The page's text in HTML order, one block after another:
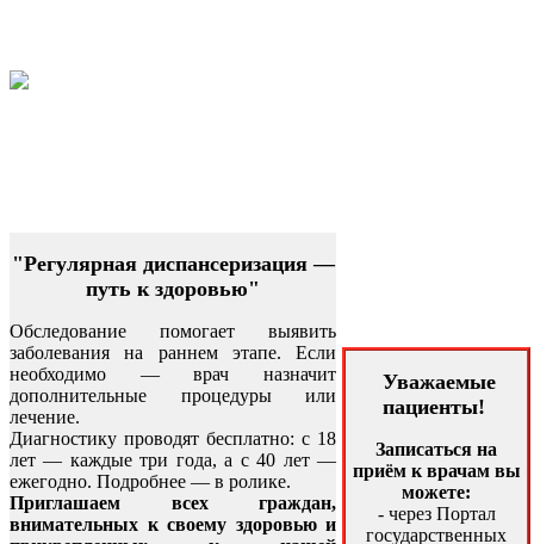
"Регулярная диспансеризация —
путь к здоровью"
Обследование помогает выявить
заболевания на раннем этапе. Если
необходимо — врач назначит
дополнительные процедуры или
лечение.
Диагностику проводят бесплатно: с 18
лет — каждые три года, а с 40 лет —
ежегодно. Подробнее — в ролике.
Приглашаем всех граждан,
внимательных к своему здоровью и
Уважаемые
пациенты!
Записаться на
приём к врачам вы
можете:
- через Портал
государственных